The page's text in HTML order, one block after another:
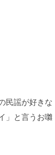
民謡が好きな
」と言うお囃